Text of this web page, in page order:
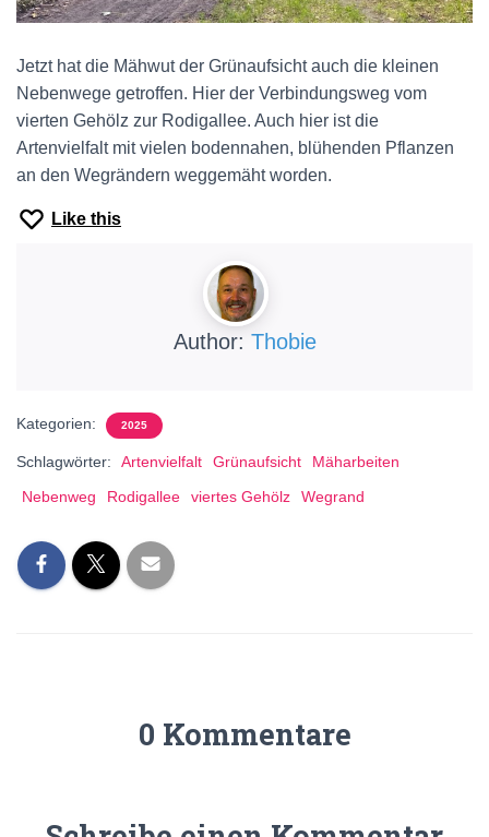
Jetzt hat die Mähwut der Grünaufsicht auch die kleinen
Nebenwege getroffen. Hier der Verbindungsweg vom
vierten Gehölz zur Rodigallee. Auch hier ist die
Artenvielfalt mit vielen bodennahen, blühenden Pflanzen
an den Wegrändern weggemäht worden.
Like this
Author: Thobie
Kategorien: 2025
Schlagwörter: Artenvielfalt Grünaufsicht
Mäharbeiten
Nebenweg
Rodigallee viertes Gehölz Wegrand
0 Kommentare